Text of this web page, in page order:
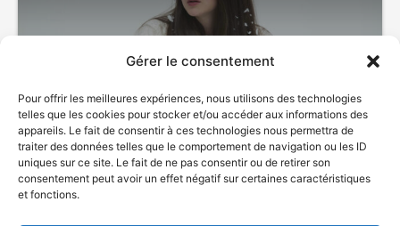
Gérer le consentement
Pour offrir les meilleures expériences, nous utilisons des technologies
telles que les cookies pour stocker et/ou accéder aux informations des
appareils. Le fait de consentir à ces technologies nous permettra de
traiter des données telles que le comportement de navigation ou les ID
uniques sur ce site. Le fait de ne pas consentir ou de retirer son
consentement peut avoir un effet négatif sur certaines caractéristiques
et fonctions.
2014 Suspense dramatique